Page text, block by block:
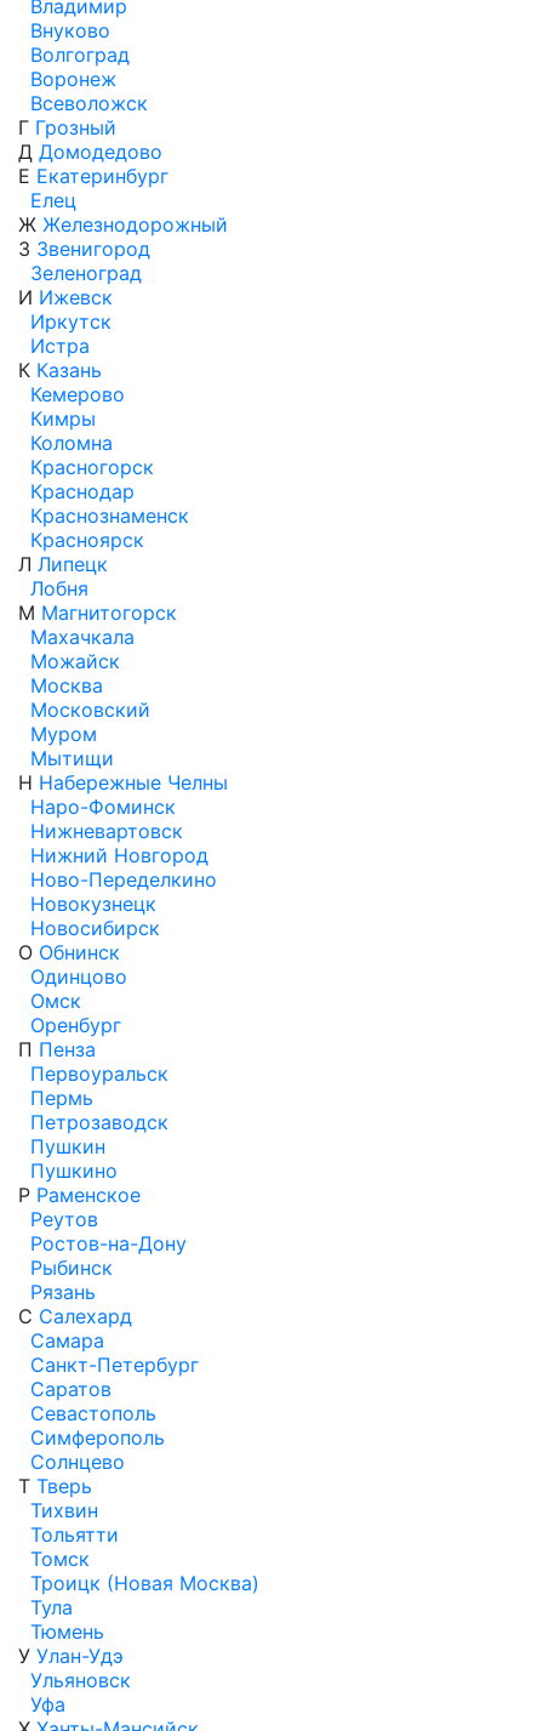
Владимир
Внуково
Волгоград
Воронеж
Всеволожск
Г Грозный
Д Домодедово
Е Екатеринбург
Елец
Ж Железнодорожный
З Звенигород
Зеленоград
И Ижевск
Иркутск
Истра
К Казань
Кемерово
Кимры
Коломна
Красногорск
Краснодар
Краснознаменск
Красноярск
Л Липецк
Лобня
М Магнитогорск
Махачкала
Можайск
Москва
Московский
Муром
Мытищи
Н Набережные Челны
Наро-Фоминск
Нижневартовск
Нижний Новгород
Ново-Переделкино
Новокузнецк
Новосибирск
О Обнинск
Одинцово
Омск
Оренбург
П Пенза
Первоуральск
Пермь
Петрозаводск
Пушкин
Пушкино
Р Раменское
Реутов
Ростов-на-Дону
Рыбинск
Рязань
С Салехард
Самара
Санкт-Петербург
Саратов
Севастополь
Симферополь
Солнцево
Т Тверь
Тихвин
Тольятти
Томск
Троицк (Новая Москва)
Тула
Тюмень
У Улан-Удэ
Ульяновск
Уфа